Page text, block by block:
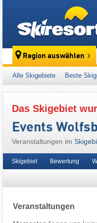
Region auswählen
Alle Skigebiete Beste
Das Skigebiet
Events
Veranstaltungen im
Skigebiet Bewertung
Veranstaltungen